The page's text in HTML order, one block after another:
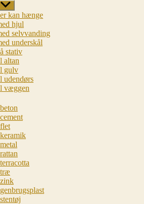
Vis
undermenu
kan hænge
hjul
selvvanding
underskål
stativ
altan
gulv
udendørs
væggen